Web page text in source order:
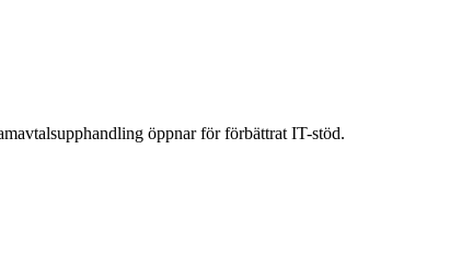
öppnar för förbättrat IT-stöd.